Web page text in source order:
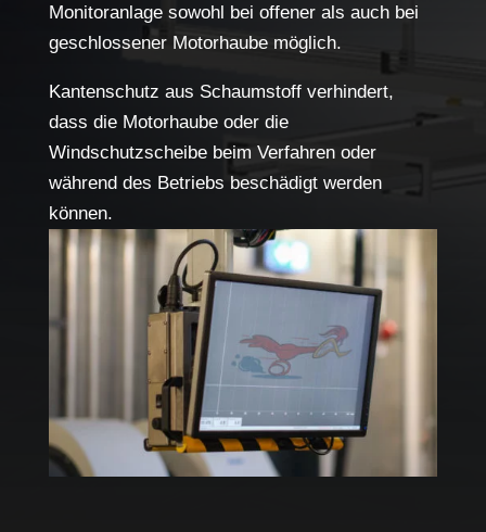
Monitoranlage sowohl bei offener als auch bei
geschlossener Motorhaube möglich.
Kantenschutz aus Schaumstoff verhindert,
dass die Motorhaube oder die
Windschutzscheibe beim Verfahren oder
während des Betriebs beschädigt werden
können.